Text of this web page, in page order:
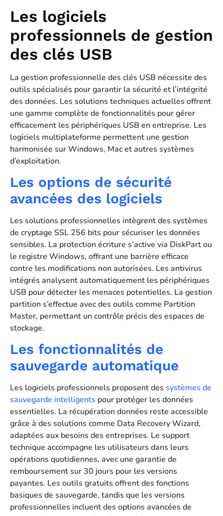
Les logiciels
professionnels de gestion
des clés USB
La gestion professionnelle des clés USB nécessite des
outils spécialisés pour garantir la sécurité et l’intégrité
des données. Les solutions techniques actuelles offrent
une gamme complète de fonctionnalités pour gérer
efficacement les périphériques USB en entreprise. Les
logiciels multiplateforme permettent une gestion
harmonisée sur Windows, Mac et autres systèmes
d’exploitation.
Les options de sécurité
avancées des logiciels
Les solutions professionnelles intègrent des systèmes
de cryptage SSL 256 bits pour sécuriser les données
sensibles. La protection écriture s’active via DiskPart ou
le registre Windows, offrant une barrière efficace
contre les modifications non autorisées. Les antivirus
intégrés analysent automatiquement les périphériques
USB pour détecter les menaces potentielles. La gestion
partition s’effectue avec des outils comme Partition
Master, permettant un contrôle précis des espaces de
stockage.
Les fonctionnalités de
sauvegarde automatique
Les logiciels professionnels proposent des systèmes de
sauvegarde intelligents pour protéger les données
essentielles. La récupération données reste accessible
grâce à des solutions comme Data Recovery Wizard,
adaptées aux besoins des entreprises. Le support
technique accompagne les utilisateurs dans leurs
opérations quotidiennes, avec une garantie de
remboursement sur 30 jours pour les versions
payantes. Les outils gratuits offrent des fonctions
basiques de sauvegarde, tandis que les versions
professionnelles incluent des options avancées de